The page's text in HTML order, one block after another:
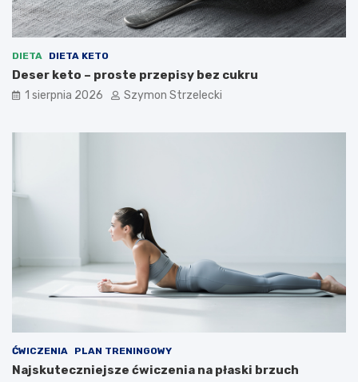
DIETA DIETA KETO
Deser keto – proste przepisy bez cukru
1 sierpnia 2026 Szymon Strzelecki
ĆWICZENIA PLAN TRENINGOWY
Najskuteczniejsze ćwiczenia na płaski brzuch